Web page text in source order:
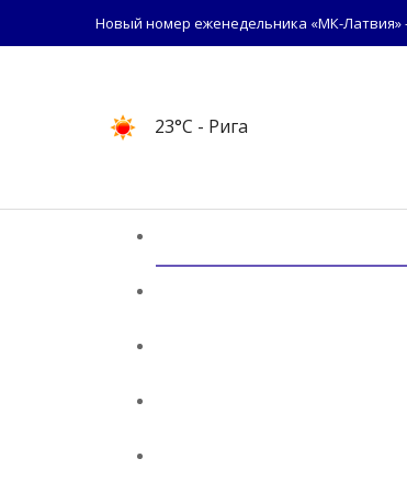
Новый номер еженедельника «МК-Латвия»
23°C - Рига